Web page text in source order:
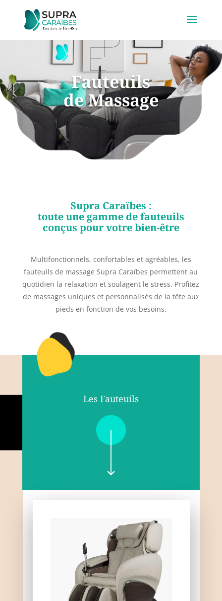
Fauteuils
de Massage
Supra Caraïbes :
toute une gamme de fauteuils
conçus pour votre bien-être
Multifonctionnels, confortables et agréables, les
fauteuils de massage Supra Caraïbes permettent au
quotidien la relaxation et soulagent le stress. Profitez
de massages uniques et personnalisés de la tête aux
pieds en fonction de vos besoins.
Les Fauteuils